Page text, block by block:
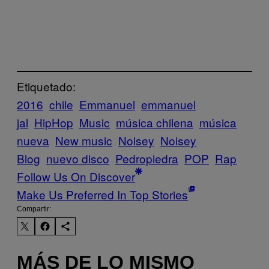
Etiquetado:
2016 chile Emmanuel emmanuel
jal HipHop Music música chilena música
nueva New music Noisey Noisey
Blog nuevo disco Pedropiedra POP Rap
Follow Us On Discover
Make Us Preferred In Top Stories
Compartir:
MÁS DE LO MISMO